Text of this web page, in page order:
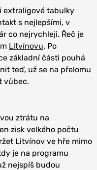
extraligové tabulky
s nejlepšími, v
co nejrychleji. Řeč je
Litvínovu. Po
základní části pouhá
teď, už se na přelomu
vůbec.
ztrátu na
zisk velkého počtu
Litvínov ve hře mimo
je na programu
nejspíš budou